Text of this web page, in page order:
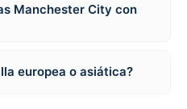
Manchester City con
europea o asiática?